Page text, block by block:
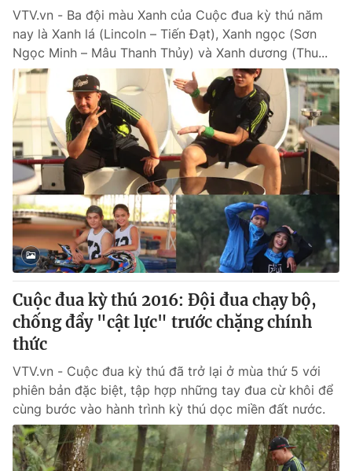
VTV.vn - Ba đội màu Xanh của Cuộc đua kỳ thú năm
nay là Xanh lá (Lincoln – Tiến Đạt), Xanh ngọc (Sơn
Ngọc Minh – Mâu Thanh Thủy) và Xanh dương (Thu...
Cuộc đua kỳ thú 2016: Đội đua chạy bộ,
chống đẩy "cật lực" trước chặng chính
thức
VTV.vn - Cuộc đua kỳ thú đã trở lại ở mùa thứ 5 với
phiên bản đặc biệt, tập hợp những tay đua cừ khôi để
cùng bước vào hành trình kỳ thú dọc miền đất nước.